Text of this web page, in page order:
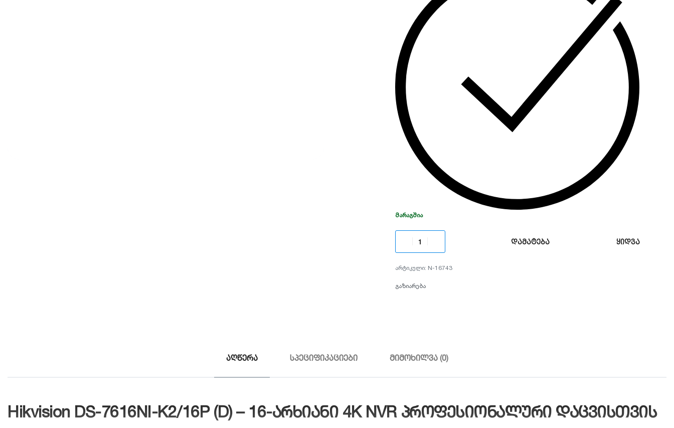
ობიექტების უსაფრთხოების სისტემებისთვის.
ᲛᲐᲠᲐᲒᲨᲘᲐ
დამატება ყიდვა
N-16743
გაზიარება
აღწერა სპეციფიკაციები მიმოხილვა (0)
Hikvision DS-7616NI-K2/16P (D) – 16-არხიანი 4K NVR პროფესიონალური დაცვისთვის